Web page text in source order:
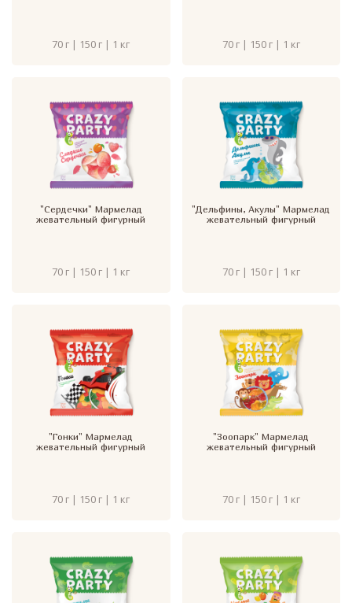
70 г | 150 г | 1 кг 70 г | 150 г | 1 кг
"Сердечки" Мармелад
жевательный фигурный
70 г | 150 г | 1 кг
"Дельфины, Акулы" Мармелад
жевательный фигурный
70 г | 150 г | 1 кг
"Гонки" Мармелад
жевательный фигурный
70 г | 150 г | 1 кг
"Зоопарк" Мармелад
жевательный фигурный
70 г | 150 г | 1 кг